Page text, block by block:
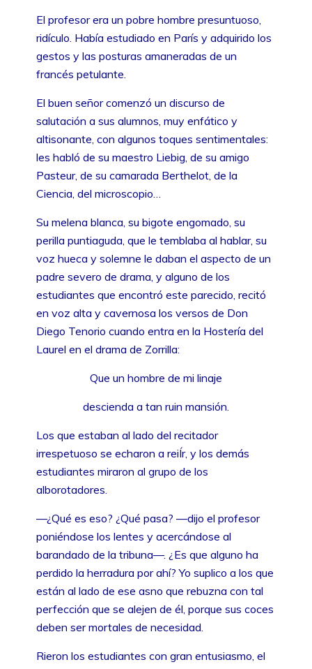
El profesor era un pobre hombre presuntuoso,
ridículo. Había estudiado en París y adquirido los
gestos y las posturas amaneradas de un
francés petulante.
El buen señor comenzó un discurso de
salutación a sus alumnos, muy enfático y
altisonante, con algunos toques sentimentales:
les habló de su maestro Liebig, de su amigo
Pasteur, de su camarada Berthelot, de la
Ciencia, del microscopio…
Su melena blanca, su bigote engomado, su
perilla puntiaguda, que le temblaba al hablar, su
voz hueca y solemne le daban el aspecto de un
padre severo de drama, y alguno de los
estudiantes que encontró este parecido, recitó
en voz alta y cavernosa los versos de Don
Diego Tenorio cuando entra en la Hostería del
Laurel en el drama de Zorrilla:
Que un hombre de mi linaje
descienda a tan ruin mansión.
Los que estaban al lado del recitador
irrespetuoso se echaron a reiÍr, y los demás
estudiantes miraron al grupo de los
alborotadores.
—¿Qué es eso? ¿Qué pasa? —dijo el profesor
poniéndose los lentes y acercándose al
barandado de la tribuna—. ¿Es que alguno ha
perdido la herradura por ahí? Yo suplico a los que
están al lado de ese asno que rebuzna con tal
perfección que se alejen de él, porque sus coces
deben ser mortales de necesidad.
Rieron los estudiantes con gran entusiasmo, el